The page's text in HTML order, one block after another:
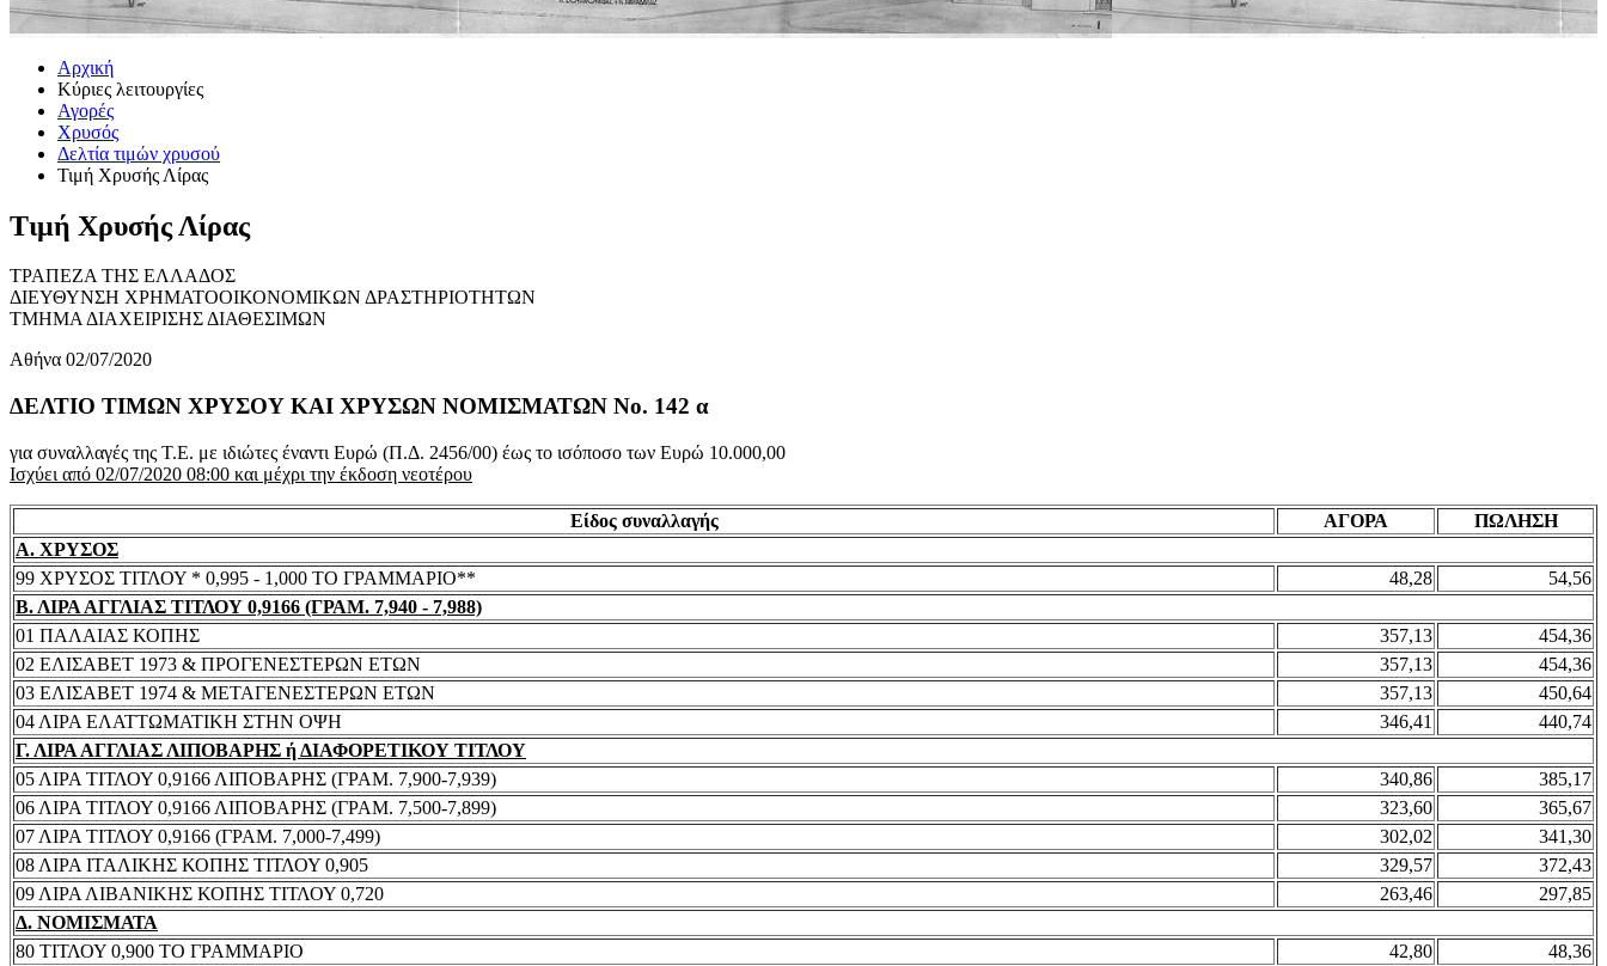
Αρχική
Κύριες λειτουργίες
Αγορές
Χρυσός
Δελτία τιμών χρυσού
Τιμή Χρυσής Λίρας
Τιμή Χρυσής Λίρας
ΤΡΑΠΕΖΑ ΤΗΣ ΕΛΛΑΔΟΣ
ΔΙΕΥΘΥΝΣΗ ΧΡΗΜΑΤΟΟΙΚΟΝΟΜΙΚΩΝ ΔΡΑΣΤΗΡΙΟΤΗΤΩΝ
ΤΜΗΜΑ ΔΙΑΧΕΙΡΙΣΗΣ ΔΙΑΘΕΣΙΜΩΝ
Αθήνα 02/07/2020
ΔΕΛΤΙΟ ΤΙΜΩΝ ΧΡΥΣΟΥ ΚΑΙ ΧΡΥΣΩΝ ΝΟΜΙΣΜΑΤΩΝ No. 142 α
για συναλλαγές της Τ.Ε. με ιδιώτες έναντι Ευρώ (Π.Δ. 2456/00) έως το ισόποσο των Ευρώ 10.000,00
Ισχύει από 02/07/2020 08:00 και μέχρι την έκδοση νεοτέρου
Είδος συναλλαγής ΑΓΟΡΑ
ΠΩΛΗΣΗ
Α. ΧΡΥΣΟΣ
99 ΧΡΥΣΟΣ ΤΙΤΛΟΥ * 0,995 - 1,000 ΤΟ ΓΡΑΜΜΑΡΙΟ**
48,28
54,56
Β. ΛΙΡΑ ΑΓΓΛΙΑΣ ΤΙΤΛΟΥ 0,9166 (ΓΡΑΜ. 7,940 - 7,988)
01 ΠΑΛΑΙΑΣ ΚΟΠΗΣ
357,13
454,36
02 ΕΛΙΣΑΒΕΤ 1973 & ΠΡΟΓΕΝΕΣΤΕΡΩΝ ΕΤΩΝ
357,13
454,36
03 ΕΛΙΣΑΒΕΤ 1974 & ΜΕΤΑΓΕΝΕΣΤΕΡΩΝ ΕΤΩΝ
357,13
450,64
04 ΛΙΡΑ ΕΛΑΤΤΩΜΑΤΙΚΗ ΣΤΗΝ ΟΨΗ
346,41
440,74
Γ. ΛΙΡΑ ΑΓΓΛΙΑΣ ΛΙΠΟΒΑΡΗΣ ή ΔΙΑΦΟΡΕΤΙΚΟΥ ΤΙΤΛΟΥ
05 ΛΙΡΑ ΤΙΤΛΟΥ 0,9166 ΛΙΠΟΒΑΡΗΣ (ΓΡΑΜ. 7,900-7,939)
340,86
385,17
06 ΛΙΡΑ ΤΙΤΛΟΥ 0,9166 ΛΙΠΟΒΑΡΗΣ (ΓΡΑΜ. 7,500-7,899)
323,60
365,67
07 ΛΙΡΑ ΤΙΤΛΟΥ 0,9166 (ΓΡΑΜ. 7,000-7,499)
302,02
341,30
08 ΛΙΡΑ ΙΤΑΛΙΚΗΣ ΚΟΠΗΣ ΤΙΤΛΟΥ 0,905
329,57
372,43
09 ΛΙΡΑ ΛΙΒΑΝΙΚΗΣ ΚΟΠΗΣ ΤΙΤΛΟΥ 0,720
263,46
297,85
Δ. ΝΟΜΙΣΜΑΤΑ
80 ΤΙΤΛΟΥ 0,900 ΤΟ ΓΡΑΜΜΑΡΙΟ
42,80 48,36